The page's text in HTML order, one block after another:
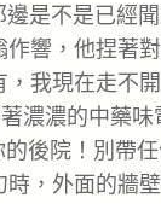
是不是已經
響，他捏著
我現在走不
濃濃的中藥
後院！別帶
，外面的牆